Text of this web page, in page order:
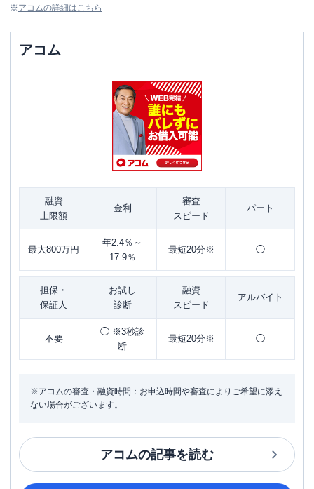
※アコムの詳細はこちら
アコム
融資
上限額
金利
審査
スピード
パート
最大800万円
年2.4％～
17.9％
最短20分※ ◯
担保・
保証人
お試し
診断
融資
スピード
アルバイト
不要
◯ ※3秒診
断
最短20分※ ◯
※アコムの審査・融資時間：お申込時間や審査によりご希望に添え
ない場合がございます。
アコムの記事を読む